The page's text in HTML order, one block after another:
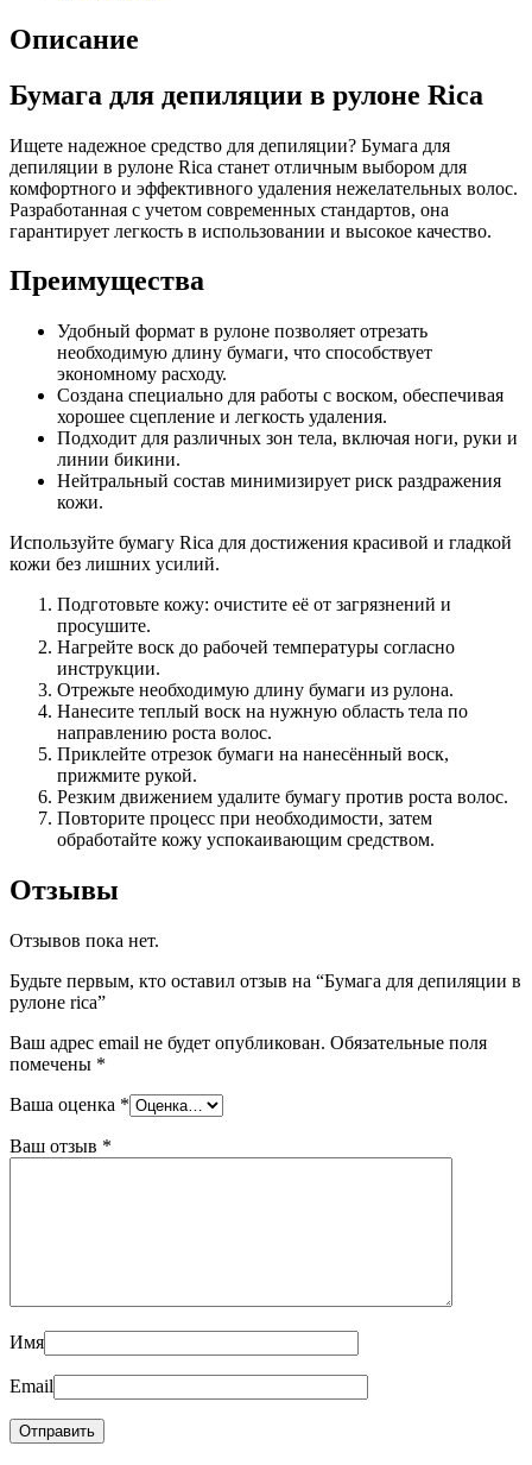
Описание
Бумага для депиляции в рулоне Rica
Ищете надежное средство для депиляции? Бумага для
депиляции в рулоне Rica станет отличным выбором для
комфортного и эффективного удаления нежелательных волос.
Разработанная с учетом современных стандартов, она
гарантирует легкость в использовании и высокое качество.
Преимущества
Удобный формат в рулоне позволяет отрезать
необходимую длину бумаги, что способствует
экономному расходу.
Создана специально для работы с воском, обеспечивая
хорошее сцепление и легкость удаления.
Подходит для различных зон тела, включая ноги, руки и
линии бикини.
Нейтральный состав минимизирует риск раздражения
кожи.
Используйте бумагу Rica для достижения красивой и гладкой
кожи без лишних усилий.
Подготовьте кожу: очистите её от загрязнений и
просушите.
Нагрейте воск до рабочей температуры согласно
инструкции.
Отрежьте необходимую длину бумаги из рулона.
Нанесите теплый воск на нужную область тела по
направлению роста волос.
Приклейте отрезок бумаги на нанесённый воск,
прижмите рукой.
Резким движением удалите бумагу против роста волос.
Повторите процесс при необходимости, затем
обработайте кожу успокаивающим средством.
Отзывы
Отзывов пока нет.
Будьте первым, кто оставил отзыв на “Бумага для депиляции в
рулоне rica”
Ваш адрес email не будет опубликован. Обязательные поля
помечены *
Ваша оценка *
Ваш отзыв *
Имя
Email